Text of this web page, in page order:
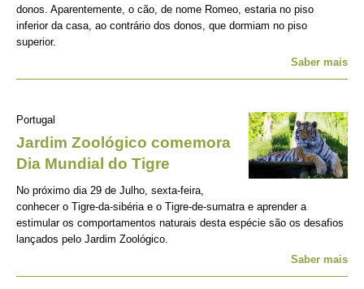
donos. Aparentemente, o cão, de nome Romeo, estaria no piso
inferior da casa, ao contrário dos donos, que dormiam no piso
superior.
Saber mais
Portugal
Jardim Zoológico comemora
Dia Mundial do Tigre
No próximo dia 29 de Julho, sexta-feira,
conhecer o Tigre-da-sibéria e o Tigre-de-sumatra e aprender a
estimular os comportamentos naturais desta espécie são os desafios
lançados pelo Jardim Zoológico.
Saber mais